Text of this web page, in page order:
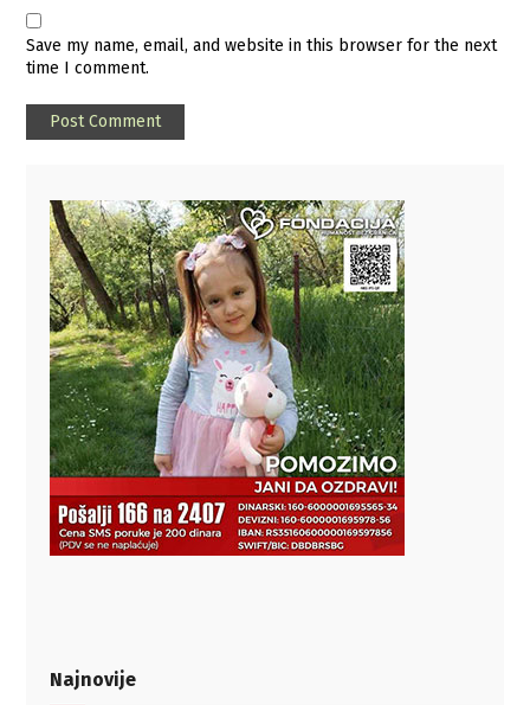
Save my name, email, and website in this browser for the next
time I comment.
Najnovije